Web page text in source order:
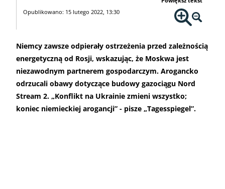
Opublikowano: 15 lutego 2022, 13:30
Niemcy zawsze odpierały ostrzeżenia przed zależnością
energetyczną od Rosji, wskazując, że Moskwa jest
niezawodnym partnerem gospodarczym. Arogancko
odrzucali obawy dotyczące budowy gazociągu Nord
Stream 2. „Konflikt na Ukrainie zmieni wszystko;
koniec niemieckiej arogancji” - pisze „Tagesspiegel”.